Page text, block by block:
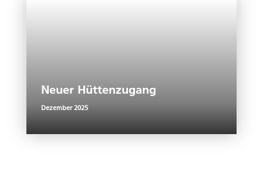
Neuer Hüttenzugang
Dezember 2025